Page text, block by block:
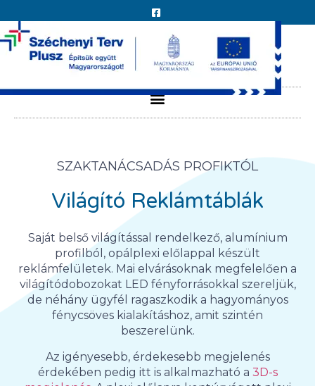
SZAKTANÁCSADÁS PROFIKTÓL
Világító Reklámtáblák
Saját belső világítással rendelkező, alumínium
profilból, opálplexi előlappal készült
reklámfelületek. Mai elvárásoknak megfelelően a
világítódobozokat LED fényforrásokkal szereljük,
de néhány ügyfél ragaszkodik a hagyományos
fénycsöves kialakításhoz, amit szintén
beszerelünk.
Az igényesebb, érdekesebb megjelenés
érdekében pedig itt is alkalmazható a 3D-s